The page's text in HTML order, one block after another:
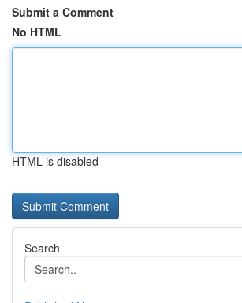
Submit a Comment
No HTML
HTML is disabled
Search